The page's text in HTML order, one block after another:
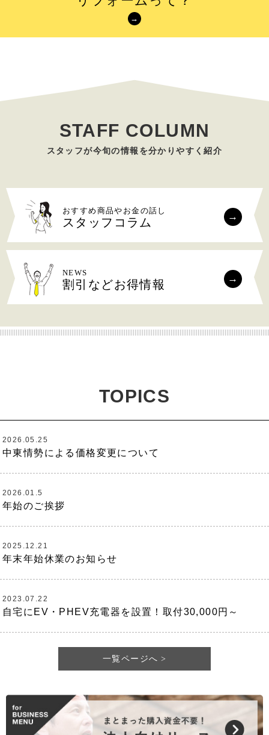
STAFF COLUMN
おすすめ商品やお金の話し
スタッフコラム
NEWS
割引などお得情報
TOPICS
2026.05.25
中東情勢による価格変更について
2026.01.5
年始のご挨拶
2025.12.21
年末年始休業のお知らせ
2023.07.22
自宅にEV・PHEV充電器を設置！取付30,000円～
一覧ページへ